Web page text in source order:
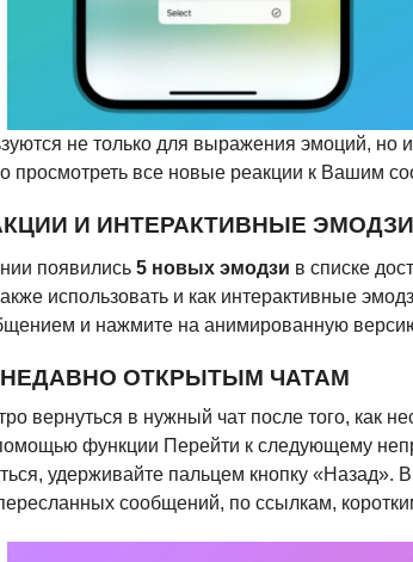
не только для выражения эмоций, но
просмотреть все новые реакции к Вашим
И ИНТЕРАКТИВНЫЕ ЭМОДЗИ
появились 5 новых эмодзи в списке
использовать и как интерактивные
и нажмите на анимированную
ОТКРЫТЫМ ЧАТАМ
вернуться в нужный чат после того, как
функции Перейти к следующему
удерживайте пальцем кнопку «Назад».
сообщений, по ссылкам,